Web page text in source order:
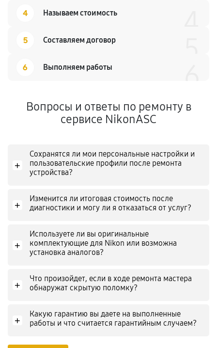
4 Называем стоимость
5 Составляем договор
6 Выполняем работы
Вопросы и ответы по ремонту в
сервисе NikonASC
+
Сохранятся ли мои персональные настройки и
пользовательские профили после ремонта
устройства?
+
Изменится ли итоговая стоимость после
диагностики и могу ли я отказаться от услуг?
+
Используете ли вы оригинальные
комплектующие для Nikon или возможна
установка аналогов?
+
Что произойдет, если в ходе ремонта мастера
обнаружат скрытую поломку?
+
Какую гарантию вы даете на выполненные
работы и что считается гарантийным случаем?